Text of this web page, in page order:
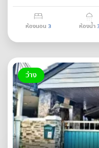
ห้องนอน 3 ห้องน้ำ
ว่าง